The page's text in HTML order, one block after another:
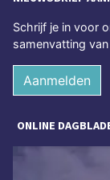
Schrijf je in voor
samenvatting
Aanmelden
ONLINE